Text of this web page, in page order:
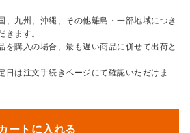
九州、沖縄、その他離島・一部地域につき
きます。
購入の場合、最も遅い商品に併せて出荷と
は注文手続きページにて確認いただけま
ートに入れる